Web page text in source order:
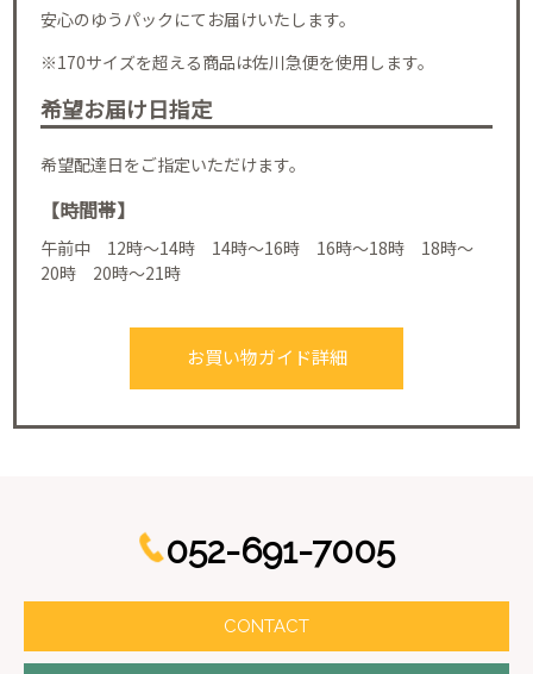
安心のゆうパックにてお届けいたします。
※170サイズを超える商品は佐川急便を使用します。
希望お届け日指定
希望配達日をご指定いただけます。
【時間帯】
午前中 12時～14時 14時～16時 16時～18時 18時～
20時 20時～21時
お買い物ガイド詳細
052-691-7005
CONTACT